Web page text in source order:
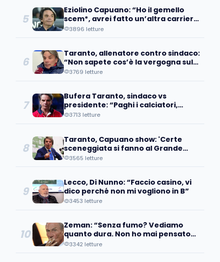
5
Eziolino Capuano: “Ho il gemello
scem*, avrei fatto un’altra carriera
se…”
3896 letture
6
Taranto, allenatore contro sindaco:
“Non sapete cos’è la vergogna sul
vostro viso”
3769 letture
7
Bufera Taranto, sindaco vs
presidente: “Paghi i calciatori,
chiederemo ad assessore di fare
3713 letture
8
Taranto, Capuano show: 'Certe
sceneggiata si fanno al Grande
Fratello non in una squadra'
3565 letture
9
Lecco, Di Nunno: “Faccio casino, vi
dico perché non mi vogliono in B”
3453 letture
10
Zeman: “Senza fumo? Vediamo
quanto dura. Non ho mai pensato
di…”
3342 letture